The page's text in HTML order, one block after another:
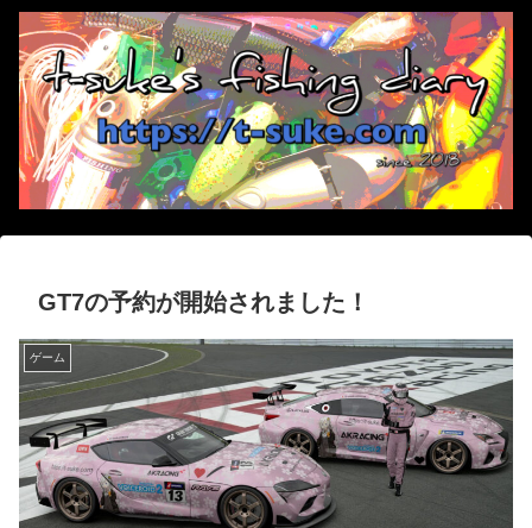
GT7の予約が開始されました！
ゲーム